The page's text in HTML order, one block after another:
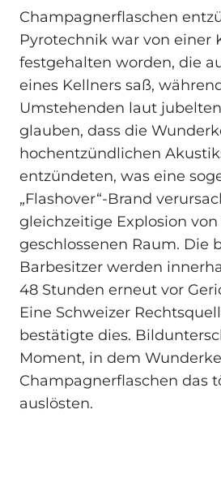
Champagnerflaschen
Pyrotechnik war von einer
festgehalten worden, die
eines Kellners saß,
Umstehenden laut
glauben, dass die
hochentzündlichen
entzündeten, was eine
„Flashover“-Brand
gleichzeitige Explosion
geschlossenen Raum. Die
Barbesitzer werden
48 Stunden erneut vor
Eine Schweizer
bestätigte dies.
Moment, in dem
Champagnerflaschen das
auslösten.